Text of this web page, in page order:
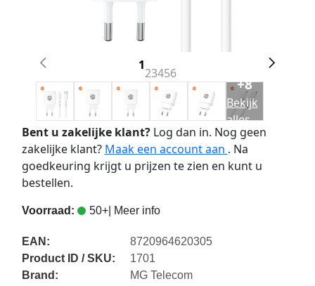
1
23456
+8
Bekijk
alles
Bent u zakelijke klant?Log dan in. Nog geen
zakelijke klant? Maak een account aan . Na
goedkeuring krijgt u prijzen te zien en kunt u
bestellen.
Voorraad: 50+| Meer info
EAN:
8720964620305
Product ID / SKU:
1701
Brand:
MG Telecom